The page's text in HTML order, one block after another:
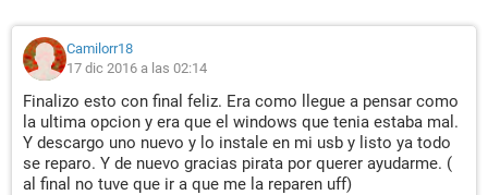
Camilorr18
17 dic 2016 a las 02:14
Finalizo esto con final feliz. Era como llegue a pensar como
la ultima opcion y era que el windows que tenia estaba mal.
Y descargo uno nuevo y lo instale en mi usb y listo ya todo
se reparo. Y de nuevo gracias pirata por querer ayudarme. (
al final no tuve que ir a que me la reparen uff)